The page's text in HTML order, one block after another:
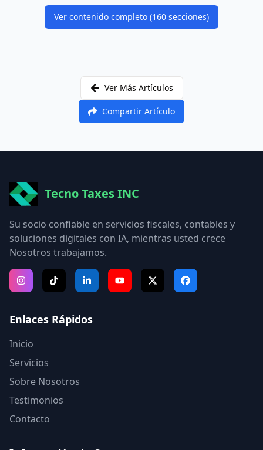
Ver contenido completo (160 secciones)
Ver Más Artículos
Compartir Artículo
Tecno Taxes INC
Su socio confiable en servicios fiscales, contables y
soluciones digitales con IA, mientras usted crece
Nosotros trabajamos.
Enlaces Rápidos
Inicio
Servicios
Sobre Nosotros
Testimonios
Contacto